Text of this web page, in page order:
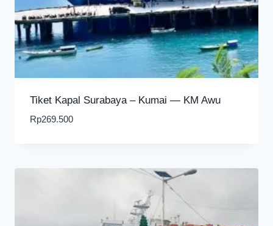
Tiket Kapal Surabaya – Kumai — KM Awu
Rp269.500